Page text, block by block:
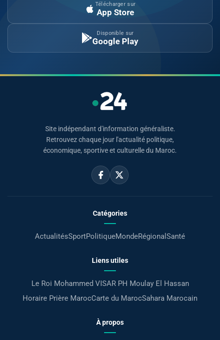
Télécharger sur
App Store
Disponible sur
Google Play
Site indépendant d'information généraliste.
Retrouvez chaque jour l'actualité politique,
économique, sportive et culturelle du Maroc.
Catégories
ActualitésSportPolitiqueMondeRégional Santé
Liens utiles
Le Roi Mohammed VI SAR PH Moulay El Hassan
Horaire Prière MarocCarte du MarocSahara Marocain
À propos